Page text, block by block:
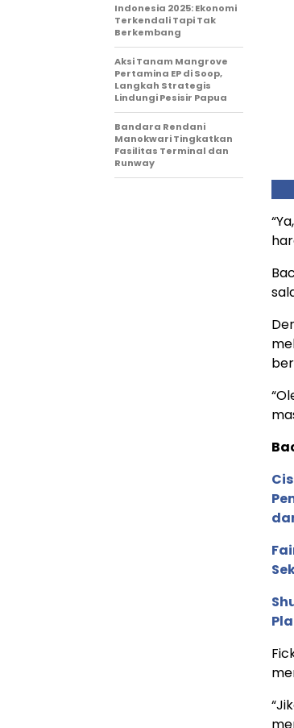
Indonesia 2025: Ekonomi
Terkendali Tapi Tak
Berkembang
Aksi Tanam Mangrove
Pertamina EP di Soop,
Langkah Strategis
Lindungi Pesisir Papua
Bandara Rendani
Manokwari Tingkatkan
Fasilitas Terminal dan
Runway